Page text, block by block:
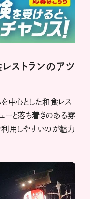
レストランのアツ
中心とした和食レス
ーと落ち着きのある雰
利用しやすいのが魅力